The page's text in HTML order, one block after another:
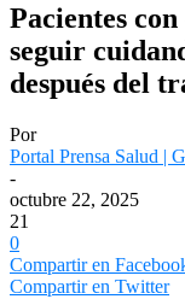
Pacientes
seguir
después del
Por
Portal Prensa Salud |
-
octubre 22, 2025
21
0
Compartir en
Compartir en Twitter